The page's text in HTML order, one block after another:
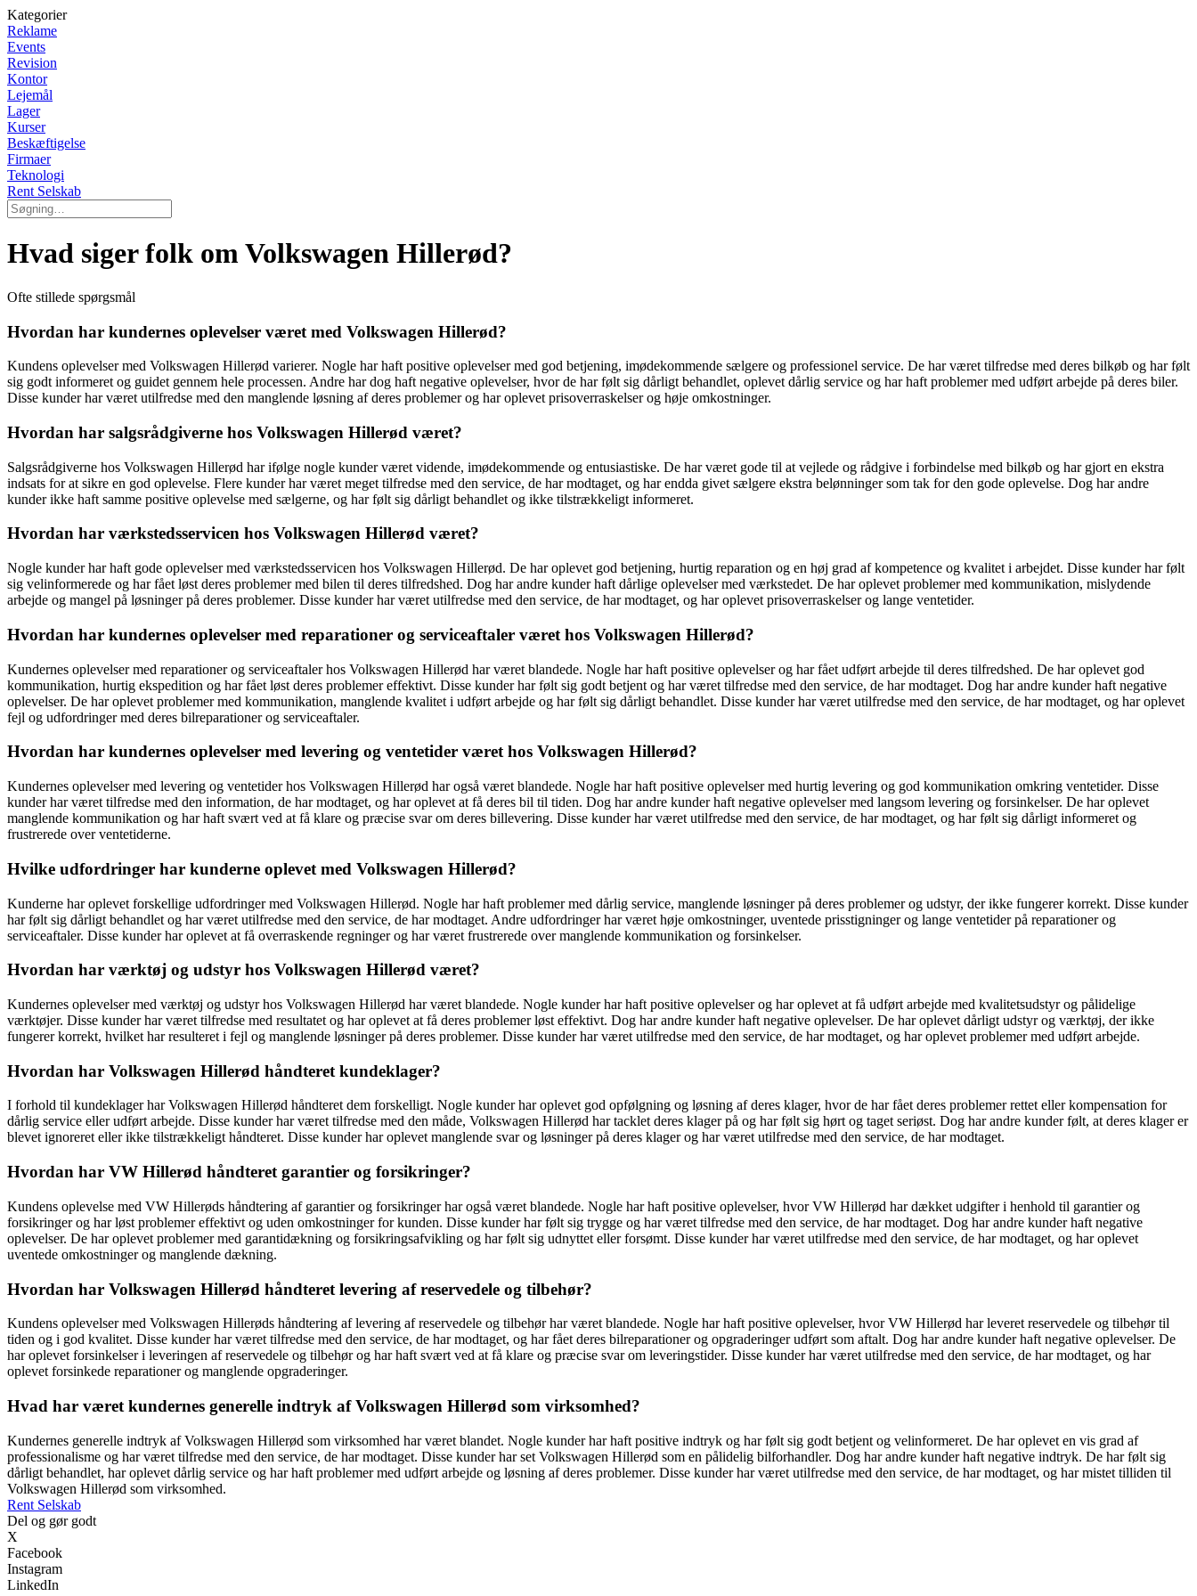
Kategorier
Reklame
Events
Revision
Kontor
Lejemål
Lager
Kurser
Beskæftigelse
Firmaer
Teknologi
Rent Selskab
Hvad siger folk om Volkswagen Hillerød?
Ofte stillede spørgsmål
Hvordan har kundernes oplevelser været med Volkswagen Hillerød?
Kundens oplevelser med Volkswagen Hillerød varierer. Nogle har haft positive oplevelser med god betjening, imødekommende sælgere og professionel service. De har været tilfredse med deres bilkøb og har følt
sig godt informeret og guidet gennem hele processen. Andre har dog haft negative oplevelser, hvor de har følt sig dårligt behandlet, oplevet dårlig service og har haft problemer med udført arbejde på deres biler.
Disse kunder har været utilfredse med den manglende løsning af deres problemer og har oplevet prisoverraskelser og høje omkostninger.
Hvordan har salgsrådgiverne hos Volkswagen Hillerød været?
Salgsrådgiverne hos Volkswagen Hillerød har ifølge nogle kunder været vidende, imødekommende og entusiastiske. De har været gode til at vejlede og rådgive i forbindelse med bilkøb og har gjort en ekstra
indsats for at sikre en god oplevelse. Flere kunder har været meget tilfredse med den service, de har modtaget, og har endda givet sælgere ekstra belønninger som tak for den gode oplevelse. Dog har andre
kunder ikke haft samme positive oplevelse med sælgerne, og har følt sig dårligt behandlet og ikke tilstrækkeligt informeret.
Hvordan har værkstedsservicen hos Volkswagen Hillerød været?
Nogle kunder har haft gode oplevelser med værkstedsservicen hos Volkswagen Hillerød. De har oplevet god betjening, hurtig reparation og en høj grad af kompetence og kvalitet i arbejdet. Disse kunder har følt
sig velinformerede og har fået løst deres problemer med bilen til deres tilfredshed. Dog har andre kunder haft dårlige oplevelser med værkstedet. De har oplevet problemer med kommunikation, mislydende
arbejde og mangel på løsninger på deres problemer. Disse kunder har været utilfredse med den service, de har modtaget, og har oplevet prisoverraskelser og lange ventetider.
Hvordan har kundernes oplevelser med reparationer og serviceaftaler været hos Volkswagen Hillerød?
Kundernes oplevelser med reparationer og serviceaftaler hos Volkswagen Hillerød har været blandede. Nogle har haft positive oplevelser og har fået udført arbejde til deres tilfredshed. De har oplevet god
kommunikation, hurtig ekspedition og har fået løst deres problemer effektivt. Disse kunder har følt sig godt betjent og har været tilfredse med den service, de har modtaget. Dog har andre kunder haft negative
oplevelser. De har oplevet problemer med kommunikation, manglende kvalitet i udført arbejde og har følt sig dårligt behandlet. Disse kunder har været utilfredse med den service, de har modtaget, og har oplevet
fejl og udfordringer med deres bilreparationer og serviceaftaler.
Hvordan har kundernes oplevelser med levering og ventetider været hos Volkswagen Hillerød?
Kundernes oplevelser med levering og ventetider hos Volkswagen Hillerød har også været blandede. Nogle har haft positive oplevelser med hurtig levering og god kommunikation omkring ventetider. Disse
kunder har været tilfredse med den information, de har modtaget, og har oplevet at få deres bil til tiden. Dog har andre kunder haft negative oplevelser med langsom levering og forsinkelser. De har oplevet
manglende kommunikation og har haft svært ved at få klare og præcise svar om deres billevering. Disse kunder har været utilfredse med den service, de har modtaget, og har følt sig dårligt informeret og
frustrerede over ventetiderne.
Hvilke udfordringer har kunderne oplevet med Volkswagen Hillerød?
Kunderne har oplevet forskellige udfordringer med Volkswagen Hillerød. Nogle har haft problemer med dårlig service, manglende løsninger på deres problemer og udstyr, der ikke fungerer korrekt. Disse kunder
har følt sig dårligt behandlet og har været utilfredse med den service, de har modtaget. Andre udfordringer har været høje omkostninger, uventede prisstigninger og lange ventetider på reparationer og
serviceaftaler. Disse kunder har oplevet at få overraskende regninger og har været frustrerede over manglende kommunikation og forsinkelser.
Hvordan har værktøj og udstyr hos Volkswagen Hillerød været?
Kundernes oplevelser med værktøj og udstyr hos Volkswagen Hillerød har været blandede. Nogle kunder har haft positive oplevelser og har oplevet at få udført arbejde med kvalitetsudstyr og pålidelige
værktøjer. Disse kunder har været tilfredse med resultatet og har oplevet at få deres problemer løst effektivt. Dog har andre kunder haft negative oplevelser. De har oplevet dårligt udstyr og værktøj, der ikke
fungerer korrekt, hvilket har resulteret i fejl og manglende løsninger på deres problemer. Disse kunder har været utilfredse med den service, de har modtaget, og har oplevet problemer med udført arbejde.
Hvordan har Volkswagen Hillerød håndteret kundeklager?
I forhold til kundeklager har Volkswagen Hillerød håndteret dem forskelligt. Nogle kunder har oplevet god opfølgning og løsning af deres klager, hvor de har fået deres problemer rettet eller kompensation for
dårlig service eller udført arbejde. Disse kunder har været tilfredse med den måde, Volkswagen Hillerød har tacklet deres klager på og har følt sig hørt og taget seriøst. Dog har andre kunder følt, at deres klager er
blevet ignoreret eller ikke tilstrækkeligt håndteret. Disse kunder har oplevet manglende svar og løsninger på deres klager og har været utilfredse med den service, de har modtaget.
Hvordan har VW Hillerød håndteret garantier og forsikringer?
Kundens oplevelse med VW Hillerøds håndtering af garantier og forsikringer har også været blandede. Nogle har haft positive oplevelser, hvor VW Hillerød har dækket udgifter i henhold til garantier og
forsikringer og har løst problemer effektivt og uden omkostninger for kunden. Disse kunder har følt sig trygge og har været tilfredse med den service, de har modtaget. Dog har andre kunder haft negative
oplevelser. De har oplevet problemer med garantidækning og forsikringsafvikling og har følt sig udnyttet eller forsømt. Disse kunder har været utilfredse med den service, de har modtaget, og har oplevet
uventede omkostninger og manglende dækning.
Hvordan har Volkswagen Hillerød håndteret levering af reservedele og tilbehør?
Kundens oplevelser med Volkswagen Hillerøds håndtering af levering af reservedele og tilbehør har været blandede. Nogle har haft positive oplevelser, hvor VW Hillerød har leveret reservedele og tilbehør til
tiden og i god kvalitet. Disse kunder har været tilfredse med den service, de har modtaget, og har fået deres bilreparationer og opgraderinger udført som aftalt. Dog har andre kunder haft negative oplevelser. De
har oplevet forsinkelser i leveringen af reservedele og tilbehør og har haft svært ved at få klare og præcise svar om leveringstider. Disse kunder har været utilfredse med den service, de har modtaget, og har
oplevet forsinkede reparationer og manglende opgraderinger.
Hvad har været kundernes generelle indtryk af Volkswagen Hillerød som virksomhed?
Kundernes generelle indtryk af Volkswagen Hillerød som virksomhed har været blandet. Nogle kunder har haft positive indtryk og har følt sig godt betjent og velinformeret. De har oplevet en vis grad af
professionalisme og har været tilfredse med den service, de har modtaget. Disse kunder har set Volkswagen Hillerød som en pålidelig bilforhandler. Dog har andre kunder haft negative indtryk. De har følt sig
dårligt behandlet, har oplevet dårlig service og har haft problemer med udført arbejde og løsning af deres problemer. Disse kunder har været utilfredse med den service, de har modtaget, og har mistet tilliden til
Volkswagen Hillerød som virksomhed.
Rent Selskab
Del og gør godt
X
Facebook
Instagram
LinkedIn